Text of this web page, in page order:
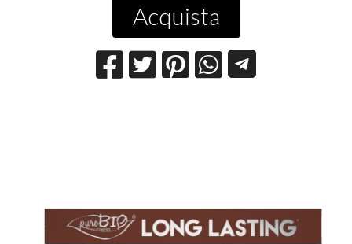
Acquista